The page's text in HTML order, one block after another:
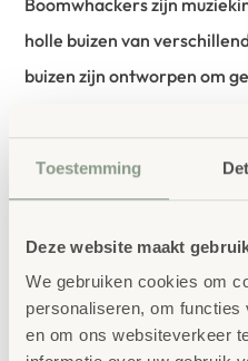
Toestemming
Deze website maakt
We gebruiken cookies om
personaliseren, om
en om ons websiteverkeer
Boomwhackers zijn
holle buizen van
buizen zijn ontworpen om
een specifieke lengte en
hoger de speelbare toon.
dat wordt geproduceerd
object te slaan, terwijl